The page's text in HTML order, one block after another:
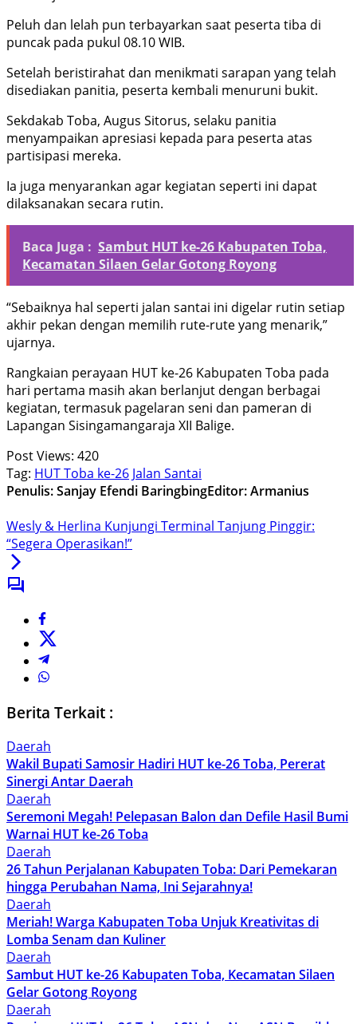
Peluh dan lelah pun terbayarkan saat peserta tiba di
puncak pada pukul 08.10 WIB.
Setelah beristirahat dan menikmati sarapan yang telah
disediakan panitia, peserta kembali menuruni bukit.
Sekdakab Toba, Augus Sitorus, selaku panitia
menyampaikan apresiasi kepada para peserta atas
partisipasi mereka.
Ia juga menyarankan agar kegiatan seperti ini dapat
dilaksanakan secara rutin.
Baca Juga : Sambut HUT ke-26 Kabupaten Toba,
Kecamatan Silaen Gelar Gotong Royong
“Sebaiknya hal seperti jalan santai ini digelar rutin setiap
akhir pekan dengan memilih rute-rute yang menarik,”
ujarnya.
Rangkaian perayaan HUT ke-26 Kabupaten Toba pada
hari pertama masih akan berlanjut dengan berbagai
kegiatan, termasuk pagelaran seni dan pameran di
Lapangan Sisingamangaraja XII Balige.
Post Views: 420
Tag: HUT Toba ke-26 Jalan Santai
Penulis: Sanjay Efendi BaringbingEditor: Armanius
Wesly & Herlina Kunjungi Terminal Tanjung Pinggir:
“Segera Operasikan!”
Berita Terkait :
Daerah
Wakil Bupati Samosir Hadiri HUT ke-26 Toba, Pererat
Sinergi Antar Daerah
Daerah
Seremoni Megah! Pelepasan Balon dan Defile Hasil Bumi
Warnai HUT ke-26 Toba
Daerah
26 Tahun Perjalanan Kabupaten Toba: Dari Pemekaran
hingga Perubahan Nama, Ini Sejarahnya!
Daerah
Meriah! Warga Kabupaten Toba Unjuk Kreativitas di
Lomba Senam dan Kuliner
Daerah
Sambut HUT ke-26 Kabupaten Toba, Kecamatan Silaen
Gelar Gotong Royong
Daerah